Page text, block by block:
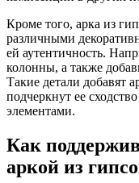
Кроме того, арка из
различными
ей аутентичность.
колонны, а также
Такие детали добавят
подчеркнут ее
элементами.
Как
аркой из